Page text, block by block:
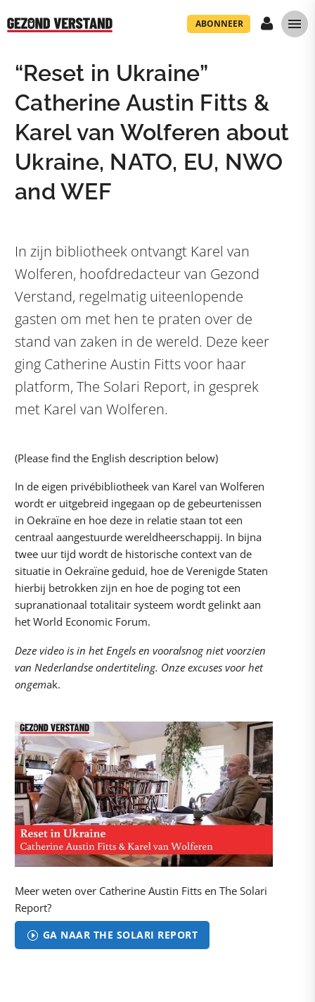
ABONNEER
“Reset in Ukraine”
Catherine Austin Fitts &
Karel van Wolferen about
Ukraine, NATO, EU, NWO
and WEF
In zijn bibliotheek ontvangt Karel van
Wolferen, hoofdredacteur van Gezond
Verstand, regelmatig uiteenlopende
gasten om met hen te praten over de
stand van zaken in de wereld. Deze keer
ging Catherine Austin Fitts voor haar
platform, The Solari Report, in gesprek
met Karel van Wolferen.
(Please find the English description below)
In de eigen privébibliotheek van Karel van Wolferen
wordt er uitgebreid ingegaan op de gebeurtenissen
in Oekraïne en hoe deze in relatie staan tot een
centraal aangestuurde wereldheerschappij. In bijna
twee uur tijd wordt de historische context van de
situatie in Oekraïne geduid, hoe de Verenigde Staten
hierbij betrokken zijn en hoe de poging tot een
supranationaal totalitair systeem wordt gelinkt aan
het World Economic Forum.
Deze video is in het Engels en vooralsnog niet voorzien
van Nederlandse ondertiteling. Onze excuses voor het
ongemak.
Meer weten over Catherine Austin Fitts en The Solari
Report?
I GA NAAR THE SOLARI REPORT